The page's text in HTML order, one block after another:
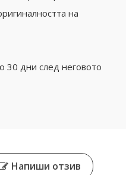
на
дни след неговото
Напиши отзив